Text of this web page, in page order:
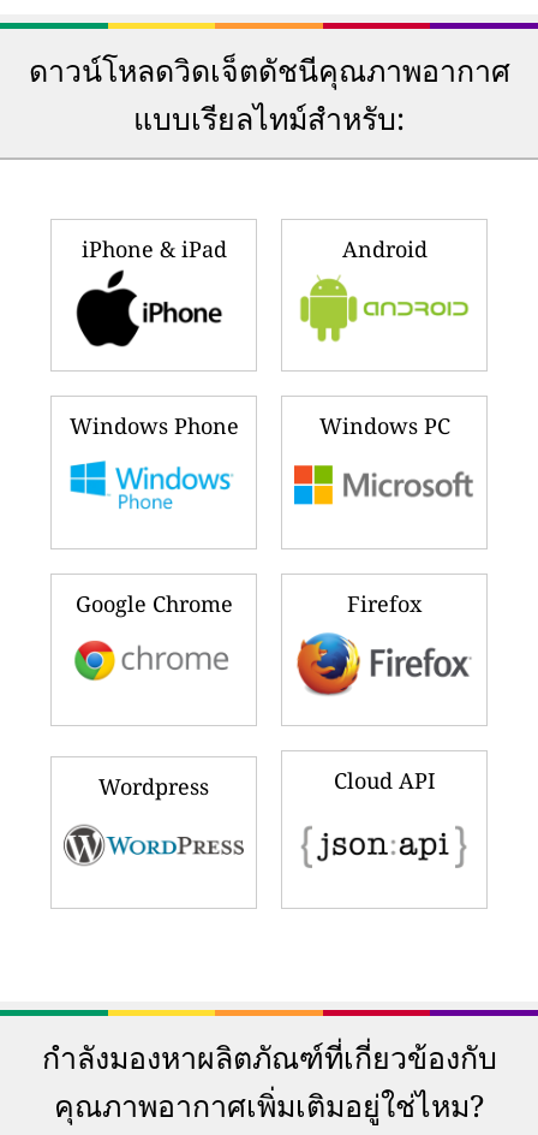
ดาวน์โหลดวิดเจ็ตดัชนีคุณภาพอากาศ
แบบเรียลไทม์สำหรับ:
iPhone & iPad Android
Windows Phone Windows PC
Google Chrome Firefox
Wordpress Cloud API
กำลังมองหาผลิตภัณฑ์ที่เกี่ยวข้องกับ
คุณภาพอากาศเพิ่มเติมอยู่ใช่ไหม?